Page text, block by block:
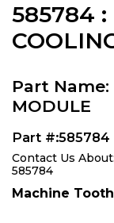
585784 :
Part Name:
MODULE
Part #:585784
Contact Us
585784
Machine